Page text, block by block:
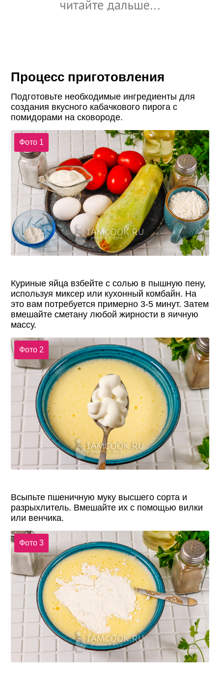
Процесс приготовления
Подготовьте необходимые ингредиенты для
создания вкусного кабачкового пирога с
помидорами на сковороде.
Фото 1
Куриные яйца взбейте с солью в пышную пену,
используя миксер или кухонный комбайн. На
это вам потребуется примерно 3-5 минут. Затем
вмешайте сметану любой жирности в яичную
массу.
Фото 2
Всыпьте пшеничную муку высшего сорта и
разрыхлитель. Вмешайте их с помощью вилки
или венчика.
Фото 3